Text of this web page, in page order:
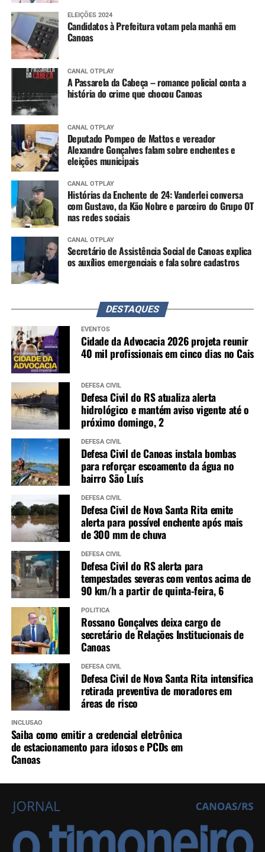
ELEIÇÕES 2024
Candidatos à Prefeitura votam pela manhã em
Canoas
CANAL OTPLAY
A Passarela da Cabeça – romance policial conta a
história do crime que chocou Canoas
CANAL OTPLAY
Deputado Pompeo de Mattos e vereador
Alexandre Gonçalves falam sobre enchentes e
eleições municipais
CANAL OTPLAY
Histórias da Enchente de 24: Vanderlei conversa
com Gustavo, da Kão Nobre e parceiro do Grupo OT
nas redes sociais
CANAL OTPLAY
Secretário de Assistência Social de Canoas explica
os auxílios emergenciais e fala sobre cadastros
DESTAQUES
EVENTOS
Cidade da Advocacia 2026 projeta reunir
40 mil profissionais em cinco dias no Cais
DEFESA CIVIL
Defesa Civil do RS atualiza alerta
hidrológico e mantém aviso vigente até o
próximo domingo, 2
DEFESA CIVIL
Defesa Civil de Canoas instala bombas
para reforçar escoamento da água no
bairro São Luís
DEFESA CIVIL
Defesa Civil de Nova Santa Rita emite
alerta para possível enchente após mais
de 300 mm de chuva
DEFESA CIVIL
Defesa Civil do RS alerta para
tempestades severas com ventos acima de
90 km/h a partir de quinta-feira, 6
POLÍTICA
Rossano Gonçalves deixa cargo de
secretário de Relações Institucionais de
Canoas
DEFESA CIVIL
Defesa Civil de Nova Santa Rita intensifica
retirada preventiva de moradores em
áreas de risco
INCLUSÃO
Saiba como emitir a credencial eletrônica
de estacionamento para idosos e PCDs em
Canoas